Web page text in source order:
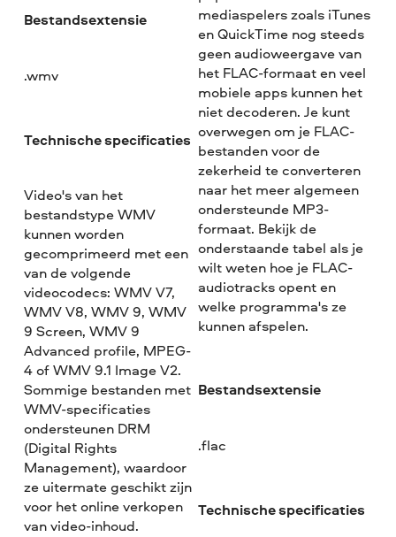
Bestandsextensie
.wmv
Technische specificaties
Video's van het
bestandstype WMV
kunnen worden
gecomprimeerd met een
van de volgende
videocodecs: WMV V7,
WMV V8, WMV 9, WMV
9 Screen, WMV 9
Advanced profile, MPEG-
4 of WMV 9.1 Image V2.
Sommige bestanden met
WMV-specificaties
ondersteunen DRM
(Digital Rights
Management), waardoor
ze uitermate geschikt zijn
voor het online verkopen
van video-inhoud.
mediaspelers zoals iTunes
en QuickTime nog steeds
geen audioweergave van
het FLAC-formaat en veel
mobiele apps kunnen het
niet decoderen. Je kunt
overwegen om je FLAC-
bestanden voor de
zekerheid te converteren
naar het meer algemeen
ondersteunde MP3-
formaat. Bekijk de
onderstaande tabel als je
wilt weten hoe je FLAC-
audiotracks opent en
welke programma's ze
kunnen afspelen.
Bestandsextensie
.flac
Technische specificaties